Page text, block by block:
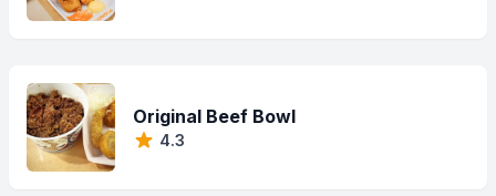
Original Beef Bowl
4.3